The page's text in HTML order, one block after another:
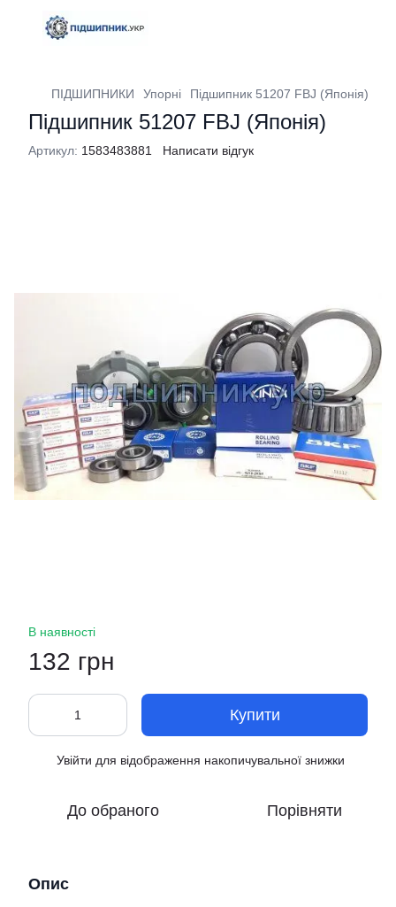
ПІДШИПНИКИ Упорні Підшипник 51207 FBJ (Японія)
Підшипник 51207 FBJ (Японія)
Артикул: 1583483881 Написати відгук
В наявності
132 грн
Купити
Увійти для відображення накопичувальної знижки
До обраного Порівняти
Опис